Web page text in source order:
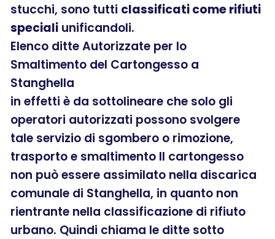
stucchi, sono tutti classificati come rifiuti
speciali unificandoli.
Elenco ditte Autorizzate per lo
Smaltimento del Cartongesso a
Stanghella
in effetti è da sottolineare che solo gli
operatori autorizzati possono svolgere
tale servizio di sgombero o rimozione,
trasporto e smaltimento Il cartongesso
non può essere assimilato nella discarica
comunale di Stanghella, in quanto non
rientrante nella classificazione di rifiuto
urbano. Quindi chiama le ditte sotto